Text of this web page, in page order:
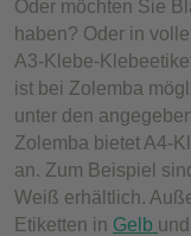
Oder möchten Sie
haben? Oder in
A3-Klebe-
ist bei Zolemba
unter den
Zolemba bietet A4-
an. Zum Beispiel
Weiß erhältlich.
Etiketten in Gelb und